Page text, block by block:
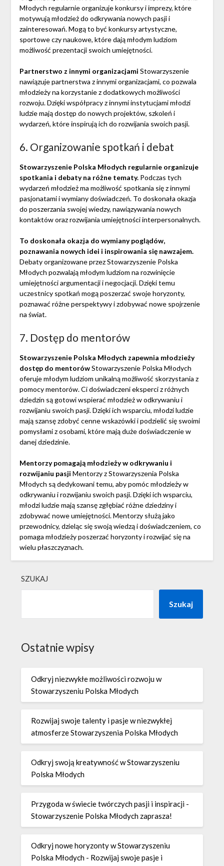
Młodych regularnie organizuje konkursy i imprezy, które
motywują młodzież do odkrywania nowych pasji i
zainteresowań. Mogą to być konkursy artystyczne,
sportowe czy naukowe, które dają młodym ludziom
możliwość prezentacji swoich umiejętności.
Partnerstwo z innymi organizacjami Stowarzyszenie
nawiązuje partnerstwa z innymi organizacjami, co pozwala
młodzieży na korzystanie z dodatkowych możliwości
rozwoju. Dzięki współpracy z innymi instytucjami młodzi
ludzie mają dostęp do nowych projektów, szkoleń i
wydarzeń, które inspirują ich do rozwijania swoich pasji.
6. Organizowanie spotkań i debat
Stowarzyszenie Polska Młodych regularnie organizuje
spotkania i debaty na różne tematy.Podczas tych
wydarzeń młodzież ma możliwość spotkania się z innymi
pasjonatami i wymiany doświadczeń. To doskonała okazja
do poszerzania swojej wiedzy, nawiązywania nowych
kontaktów oraz rozwijania umiejętności interpersonalnych.
To doskonała okazja do wymiany poglądów,
poznawania nowych idei i inspirowania się nawzajem.
Debaty organizowane przez Stowarzyszenie Polska
Młodych pozwalają młodym ludziom na rozwinięcie
umiejętności argumentacji i negocjacji. Dzięki temu
uczestnicy spotkań mogą poszerzać swoje horyzonty,
poznawać różne perspektywy i zdobywać nowe spojrzenie
na świat.
7. Dostęp do mentorów
Stowarzyszenie Polska Młodych zapewnia młodzieży
dostęp do mentorówStowarzyszenie Polska Młodych
oferuje młodym ludziom unikalną możliwość skorzystania z
pomocy mentorów. Ci doświadczeni eksperci z różnych
dziedzin są gotowi wspierać młodzież w odkrywaniu i
rozwijaniu swoich pasji. Dzięki ich wsparciu, młodzi ludzie
mają szansę zdobyć cenne wskazówki i podzielić się swoimi
pomysłami z osobami, które mają duże doświadczenie w
danej dziedzinie.
Mentorzy pomagają młodzieży w odkrywaniu i
rozwijaniu pasji Mentorzy z Stowarzyszenia Polska
Młodych są dedykowani temu, aby pomóc młodzieży w
odkrywaniu i rozwijaniu swoich pasji. Dzięki ich wsparciu,
młodzi ludzie mają szansę zgłębiać różne dziedziny i
zdobywać nowe umiejętności. Mentorzy służą jako
przewodnicy, dzieląc się swoją wiedzą i doświadczeniem, co
pomaga młodzieży poszerzać horyzonty i rozwijać się na
wielu płaszczyznach.
SZUKAJ
Szukaj
Ostatnie wpisy
Odkryj niezwykłe możliwości rozwoju w
Stowarzyszeniu Polska Młodych
Rozwijaj swoje talenty i pasje w niezwykłej
atmosferze Stowarzyszenia Polska Młodych
Odkryj swoją kreatywność w Stowarzyszeniu
Polska Młodych
Przygoda w świecie twórczych pasji i inspiracji -
Stowarzyszenie Polska Młodych zaprasza!
Odkryj nowe horyzonty w Stowarzyszeniu
Polska Młodych - Rozwijaj swoje pasje i